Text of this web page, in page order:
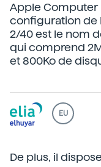
Apple Computer
configuration de
2/40 est le nom
qui comprend
et 800Ko de
EU
De plus, il